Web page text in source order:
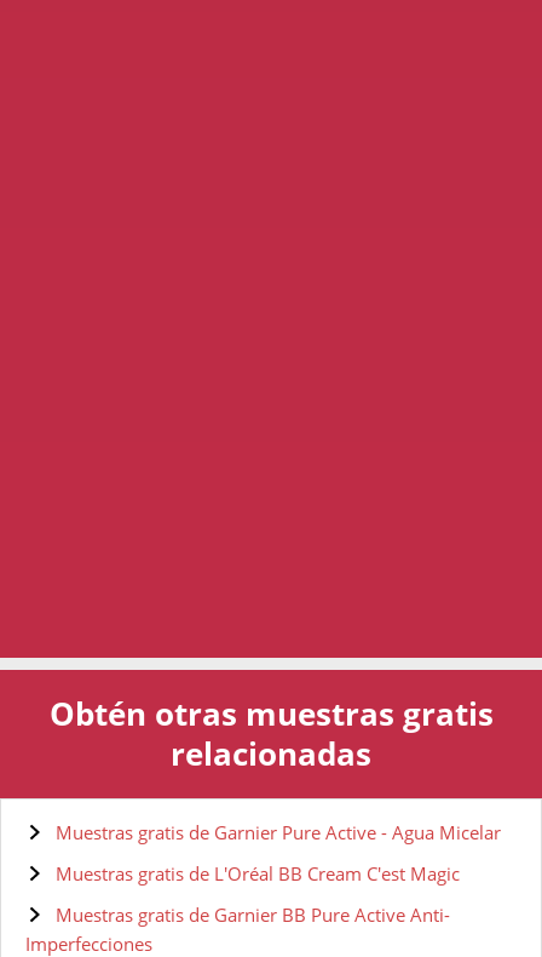
Obtén otras muestras gratis
relacionadas
Muestras gratis de Garnier Pure Active - Agua Micelar
Muestras gratis de L'Oréal BB Cream C'est Magic
Muestras gratis de Garnier BB Pure Active Anti-
Imperfecciones